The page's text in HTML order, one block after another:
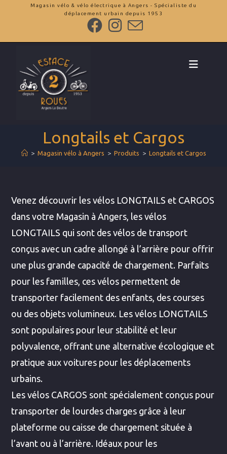
Magasin vélo & vélo électrique à Angers - Spécialiste du
déplacement urbain depuis 1953
Longtails et Cargos
> Magasin vélo à Angers > Produits > Longtails et Cargos
Venez découvrir les vélos LONGTAILS et CARGOS
dans votre Magasin à Angers, les vélos
LONGTAILS qui sont des vélos de transport
conçus avec un cadre allongé à l’arrière pour offrir
une plus grande capacité de chargement. Parfaits
pour les familles, ces vélos permettent de
transporter facilement des enfants, des courses
ou des objets volumineux. Les vélos LONGTAILS
sont populaires pour leur stabilité et leur
polyvalence, offrant une alternative écologique et
pratique aux voitures pour les déplacements
urbains.
Les vélos CARGOS sont spécialement conçus pour
transporter de lourdes charges grâce à leur
plateforme ou caisse de chargement située à
l’avant ou à l’arrière. Idéaux pour les